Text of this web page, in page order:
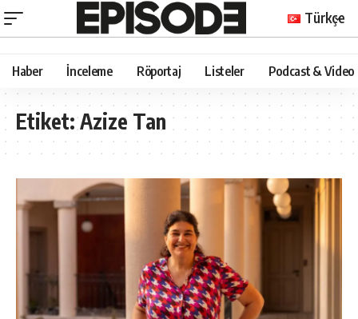
Türkçe
Haber İnceleme Röportaj Listeler Podcast & Video
Etiket:Azize Tan